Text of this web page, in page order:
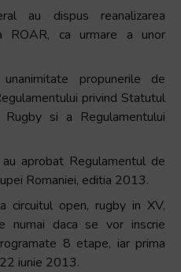
au dispus reanalizarea
ROAR, ca urmare a unor
propunerile de
privind Statutul
si a Regulamentului
aprobat Regulamentul de
Romaniei, editia 2013.
circuitul open, rugby in XV,
numai daca se vor inscrie
8 etape, iar prima
iunie 2013.